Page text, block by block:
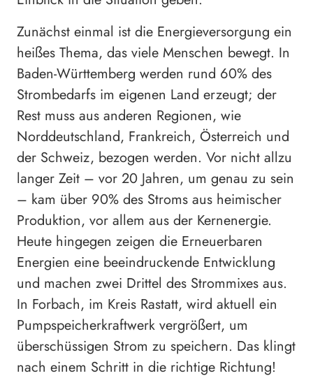
Zunächst einmal ist die Energieversorgung ein
heißes Thema, das viele Menschen bewegt. In
Baden-Württemberg werden rund 60% des
Strombedarfs im eigenen Land erzeugt; der
Rest muss aus anderen Regionen, wie
Norddeutschland, Frankreich, Österreich und
der Schweiz, bezogen werden. Vor nicht allzu
langer Zeit – vor 20 Jahren, um genau zu sein
– kam über 90% des Stroms aus heimischer
Produktion, vor allem aus der Kernenergie.
Heute hingegen zeigen die Erneuerbaren
Energien eine beeindruckende Entwicklung
und machen zwei Drittel des Strommixes aus.
In Forbach, im Kreis Rastatt, wird aktuell ein
Pumpspeicherkraftwerk vergrößert, um
überschüssigen Strom zu speichern. Das klingt
nach einem Schritt in die richtige Richtung!